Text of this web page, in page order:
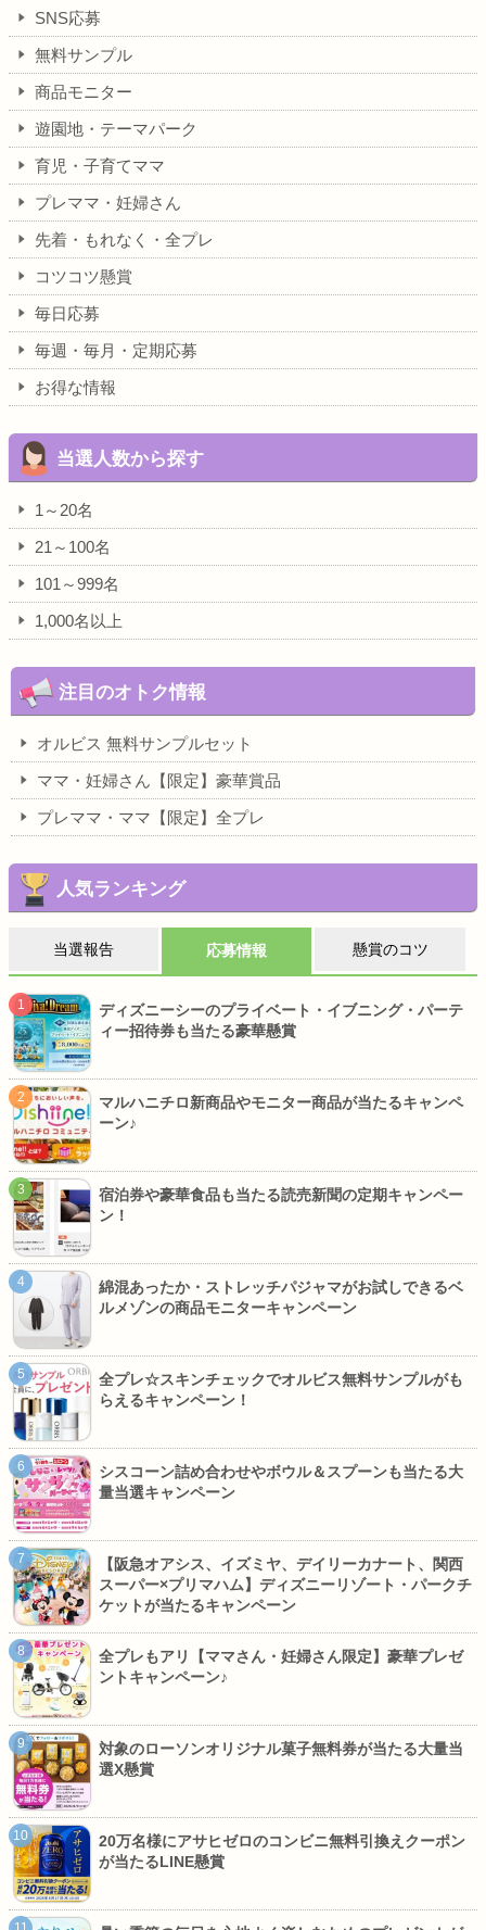
SNS応募
無料サンプル
商品モニター
遊園地・テーマパーク
育児・子育てママ
プレママ・妊婦さん
先着・もれなく・全プレ
コツコツ懸賞
毎日応募
毎週・毎月・定期応募
お得な情報
当選人数から探す
1～20名
21～100名
101～999名
1,000名以上
注目のオトク情報
オルビス 無料サンプルセット
ママ・妊婦さん【限定】豪華賞品
プレママ・ママ【限定】全プレ
人気ランキング
当選報告 応募情報 懸賞のコツ
ディズニーシーのプライベート・イブニング・パーテ
ィー招待券も当たる豪華懸賞
マルハニチロ新商品やモニター商品が当たるキャンペ
ーン♪
宿泊券や豪華食品も当たる読売新聞の定期キャンペー
ン！
綿混あったか・ストレッチパジャマがお試しできるベ
ルメゾンの商品モニターキャンペーン
全プレ☆スキンチェックでオルビス無料サンプルがも
らえるキャンペーン！
シスコーン詰め合わせやボウル＆スプーンも当たる大
量当選キャンペーン
【阪急オアシス、イズミヤ、デイリーカナート、関西
スーパー×プリマハム】ディズニーリゾート・パークチ
ケットが当たるキャンペーン
全プレもアリ【ママさん・妊婦さん限定】豪華プレゼ
ントキャンペーン♪
対象のローソンオリジナル菓子無料券が当たる大量当
選X懸賞
20万名様にアサヒゼロのコンビニ無料引換えクーポン
が当たるLINE懸賞